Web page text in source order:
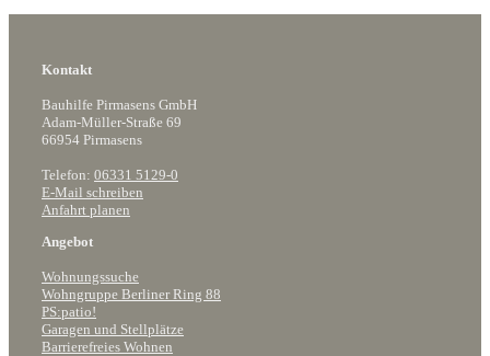
Kontakt
Bauhilfe Pirmasens GmbH
Adam-Müller-Straße 69
66954 Pirmasens
Telefon: 06331 5129-0
E-Mail schreiben
Anfahrt planen
Angebot
Wohnungssuche
Wohngruppe Berliner Ring 88
PS:patio!
Garagen und Stellplätze
Barrierefreies Wohnen